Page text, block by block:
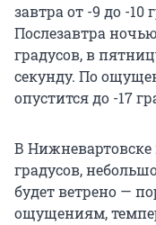
завтра от -9 до -10
Послезавтра
градусов, в
секунду. По
опустится до -17
В Нижневартовске
градусов,
будет ветрено —
ощущениям,